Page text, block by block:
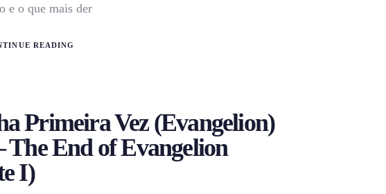
e o que mais der
READING
Primeira Vez (Evangelion)
The End of Evangelion
I)